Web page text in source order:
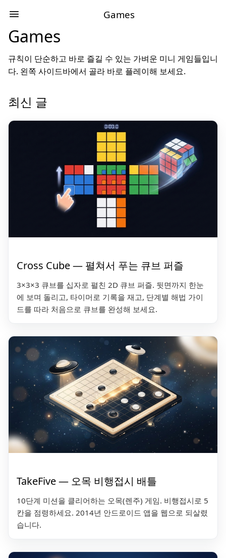
Games
Games
규칙이 단순하고 바로 즐길 수 있는 가벼운 미니 게임들입니
다. 왼쪽 사이드바에서 골라 바로 플레이해 보세요.
최신 글
Cross Cube — 펼쳐서 푸는 큐브 퍼즐
3×3×3 큐브를 십자로 펼친 2D 큐브 퍼즐. 뒷면까지 한눈
에 보며 돌리고, 타이머로 기록을 재고, 단계별 해법 가이
드를 따라 처음으로 큐브를 완성해 보세요.
TakeFive — 오목 비행접시 배틀
10단계 미션을 클리어하는 오목(렌주) 게임. 비행접시로 5
칸을 점령하세요. 2014년 안드로이드 앱을 웹으로 되살렸
습니다.